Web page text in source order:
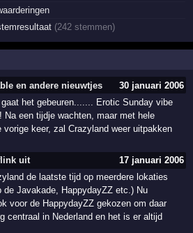
(242 stemmen)
en andere nieuwtjes
30 januari 2006
het gebeuren....... Erotic Sunday vibe
Na een tijdje wachten, maar met hele
vorige keer, zal Crazyland weer uitpakken
uit
17 januari 2006
de laatste tijd op meerdere lokaties
Javakade, HappydayZZ etc.) Nu
voor de HappydayZZ gekozen om daar
centraal in Nederland en het is er altijd